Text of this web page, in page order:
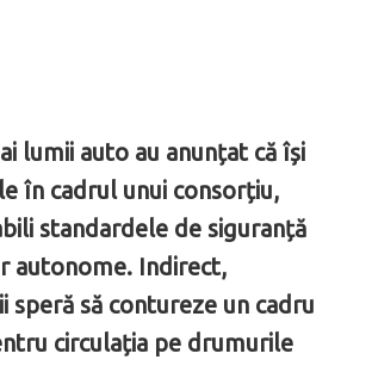
lumii auto au anunțat că își
în cadrul unui consorțiu,
standardele de siguranță
autonome. Indirect,
speră să contureze un cadru
circulația pe drumurile